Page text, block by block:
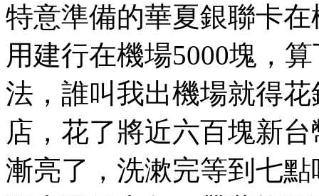
特意準備的華夏銀聯卡
用建行在機場5000塊，
法，誰叫我出機場就得
店，花了將近六百塊新
漸亮了，洗漱完等到七